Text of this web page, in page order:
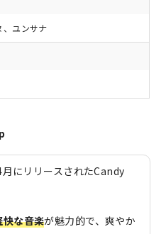
、ユンサナ
にリリースされたCandy
快な音楽が魅力的で、爽やか